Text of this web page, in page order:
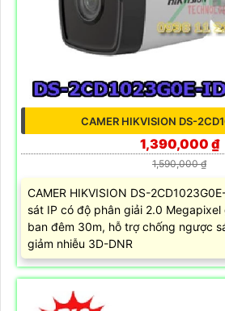
CAMER HIKVISION DS-
1,390,000 ₫
1,590,000 ₫
CAMER HIKVISION DS-
sát IP có độ phân giải 2.0 Megapixel
ban đêm 30m, hỗ trợ chống ngược
giảm nhiễu 3D-DNR